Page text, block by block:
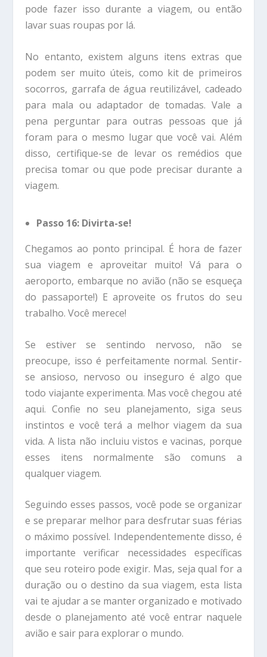
pode fazer isso durante a viagem, ou então
lavar suas roupas por lá.
No entanto, existem alguns itens extras que
podem ser muito úteis, como kit de primeiros
socorros, garrafa de água reutilizável, cadeado
para mala ou adaptador de tomadas. Vale a
pena perguntar para outras pessoas que já
foram para o mesmo lugar que você vai. Além
disso, certifique-se de levar os remédios que
precisa tomar ou que pode precisar durante a
viagem.
Passo 16: Divirta-se!
Chegamos ao ponto principal. É hora de fazer
sua viagem e aproveitar muito! Vá para o
aeroporto, embarque no avião (não se esqueça
do passaporte!) E aproveite os frutos do seu
trabalho. Você merece!
Se estiver se sentindo nervoso, não se
preocupe, isso é perfeitamente normal. Sentir-
se ansioso, nervoso ou inseguro é algo que
todo viajante experimenta. Mas você chegou até
aqui. Confie no seu planejamento, siga seus
instintos e você terá a melhor viagem da sua
vida. A lista não incluiu vistos e vacinas, porque
esses itens normalmente são comuns a
qualquer viagem.
Seguindo esses passos, você pode se organizar
e se preparar melhor para desfrutar suas férias
o máximo possível. Independentemente disso, é
importante verificar necessidades específicas
que seu roteiro pode exigir. Mas, seja qual for a
duração ou o destino da sua viagem, esta lista
vai te ajudar a se manter organizado e motivado
desde o planejamento até você entrar naquele
avião e sair para explorar o mundo.